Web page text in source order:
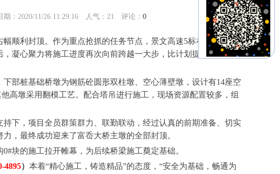
：2020/11/26 11:29:16 人气： 21 评论： 0
利封顶。作为重点抢抓的任务节点，景文高速5标在10月底完
凝心聚力将施工进度再次向前跨越一大步，比计划提前一个月完
部桩基础桥墩为钢筋砼圆形双柱墩、空心薄壁墩，设计有14座空
高墩采用翻模工艺。配合塔吊进行施工，现场资源配置较多，组
，项目全员群策群力、联勤联动，经过认真的前期准备、切实
，最终成功迎来了富岙大桥主墩的全部封顶。
的施工拉开帷幕，为后续桥梁施工奠定基础。
4895） 本着“精心施工，铸造精品”的态度，“安全为基础，畅通为